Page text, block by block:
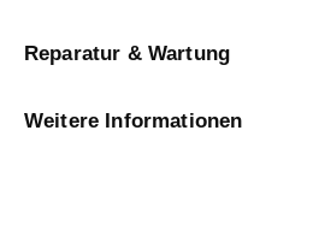
Reparatur & Wartung
Weitere Informationen